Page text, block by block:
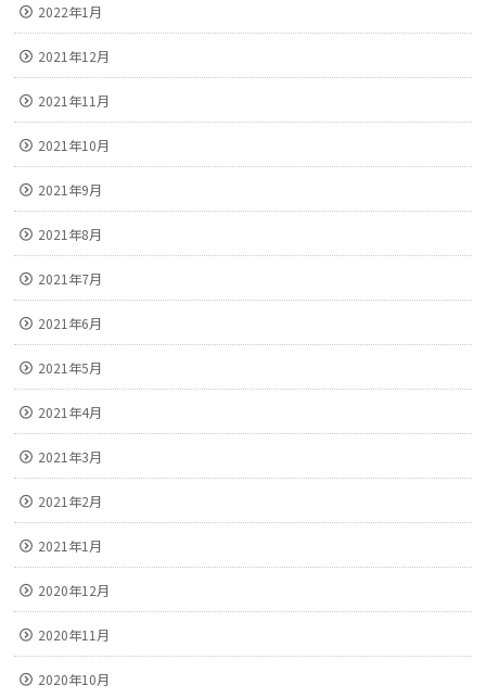
2022年1月
2021年12月
2021年11月
2021年10月
2021年9月
2021年8月
2021年7月
2021年6月
2021年5月
2021年4月
2021年3月
2021年2月
2021年1月
2020年12月
2020年11月
2020年10月